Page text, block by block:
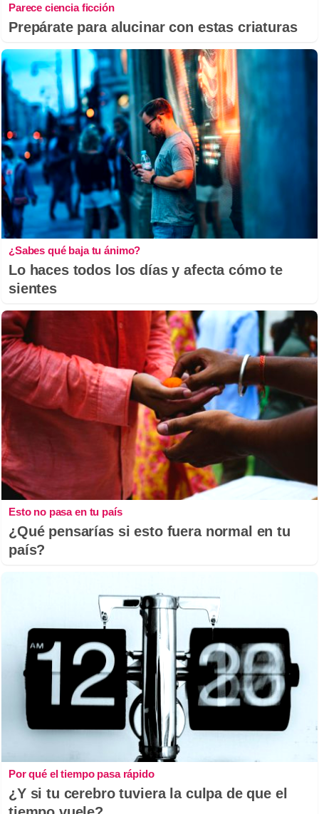
Parece ciencia ficción
Prepárate para alucinar con estas criaturas
¿Sabes qué baja tu ánimo?
Lo haces todos los días y afecta cómo te
sientes
Esto no pasa en tu país
¿Qué pensarías si esto fuera normal en tu
país?
Por qué el tiempo pasa rápido
¿Y si tu cerebro tuviera la culpa de que el